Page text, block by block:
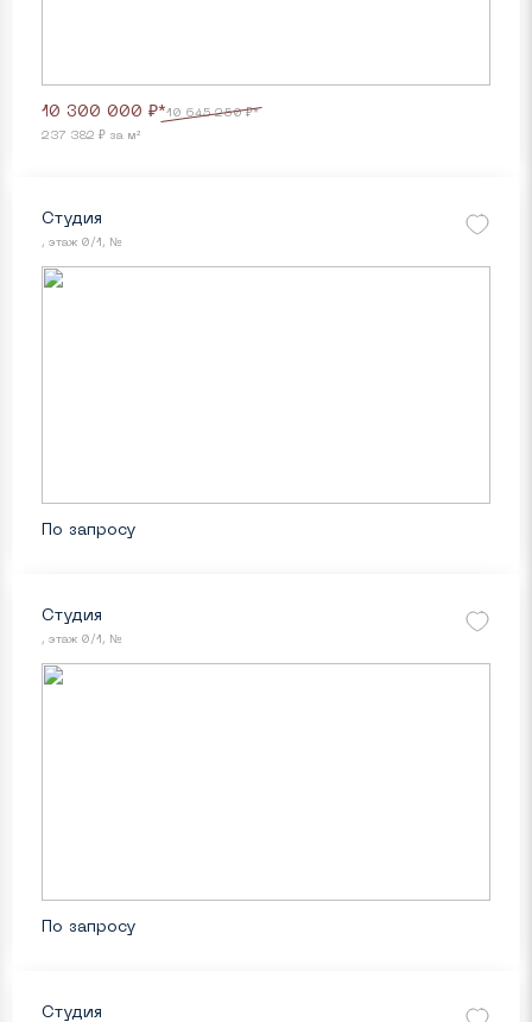
10 300 000 ₽*10 645 250 ₽*
237 382 ₽ за м²
Студия
, этаж 0/1, №
По запросу
Студия
, этаж 0/1, №
По запросу
Студия